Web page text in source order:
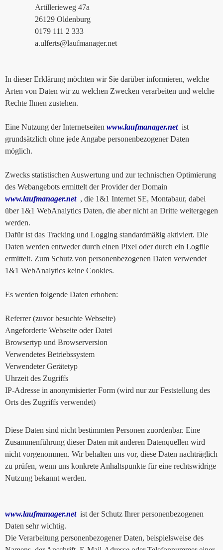
Artillerieweg 47a
26129 Oldenburg
0179 111 2 333
a.ulferts@laufmanager.net
In dieser Erklärung möchten wir Sie darüber informieren, welche
Arten von Daten wir zu welchen Zwecken verarbeiten und welche
Rechte Ihnen zustehen.
Eine Nutzung der Internetseiten www.laufmanager.netist
grundsätzlich ohne jede Angabe personenbezogener Daten
möglich.
Zwecks statistischen Auswertung und zur technischen Optimierung
des Webangebots ermittelt der Provider der Domain
www.laufmanager.net, die 1&1 Internet SE, Montabaur, dabei
über 1&1 WebAnalytics Daten, die aber nicht an Dritte weitergegen
werden.
Dafür ist das Tracking und Logging standardmäßig aktiviert. Die
Daten werden entweder durch einen Pixel oder durch ein Logfile
ermittelt. Zum Schutz von personenbezogenen Daten verwendet
1&1 WebAnalytics keine Cookies.
Es werden folgende Daten erhoben:
Referrer (zuvor besuchte Webseite)
Angeforderte Webseite oder Datei
Browsertyp und Browserversion
Verwendetes Betriebssystem
Verwendeter Gerätetyp
Uhrzeit des Zugriffs
IP-Adresse in anonymisierter Form (wird nur zur Feststellung des
Orts des Zugriffs verwendet)
Diese Daten sind nicht bestimmten Personen zuordenbar. Eine
Zusammenführung dieser Daten mit anderen Datenquellen wird
nicht vorgenommen. Wir behalten uns vor, diese Daten nachträglich
zu prüfen, wenn uns konkrete Anhaltspunkte für eine rechtswidrige
Nutzung bekannt werden.
www.laufmanager.netist der Schutz Ihrer personenbezogenen
Daten sehr wichtig.
Die Verarbeitung personenbezogener Daten, beispielsweise des